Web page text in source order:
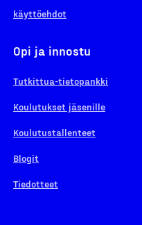
käyttöehdot
Opi ja innostu
Tutkittua-tietopankki
Koulutukset jäsenille
Koulutustallenteet
Blogit
Tiedotteet